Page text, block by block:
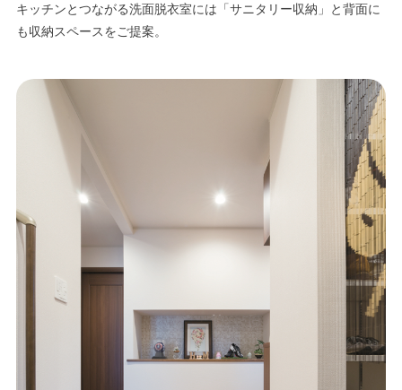
キッチンとつながる洗面脱衣室には「サニタリー収納」と背面に
も収納スペースをご提案。